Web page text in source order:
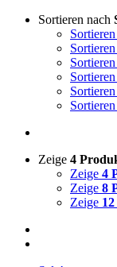
Sortieren nach
Zeige 4
Zeige 4
Zeige 8
Zeige